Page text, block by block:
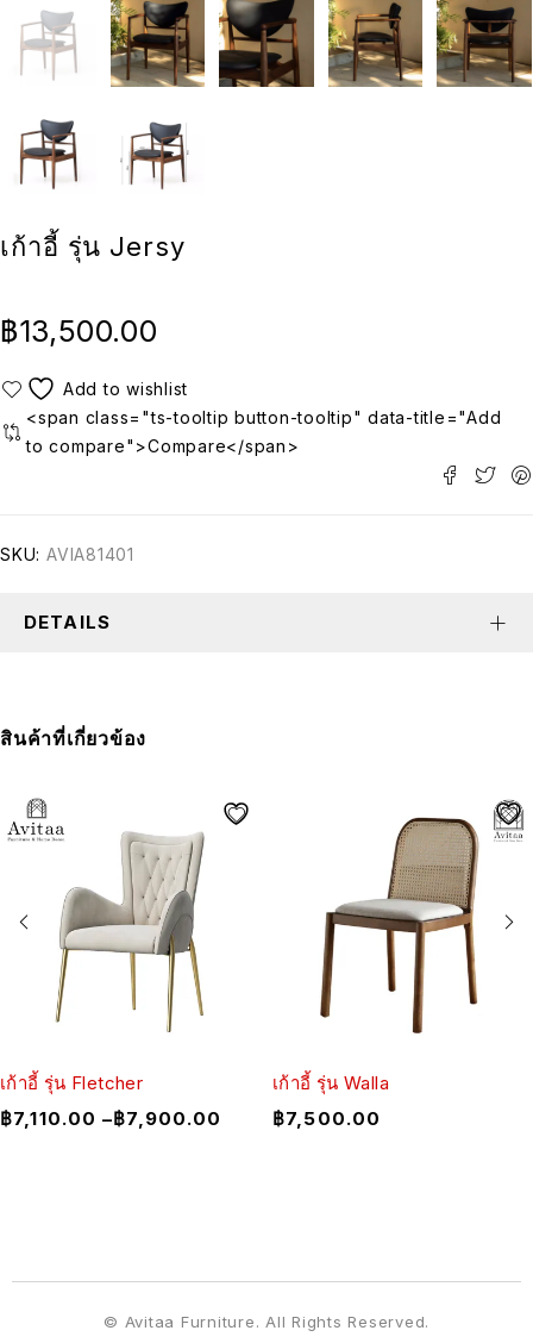
เก้าอี้ รุ่น Jersy
฿13,500.00
<span class="ts-tooltip button-tooltip" data-title="Add
to compare">Compare</span>
SKU: AVIA81401
DETAILS
สินค้าที่เกี่ยวข้อง
เก้าอี้ รุ่น Fletcher
฿7,110.00 –฿7,900.00
เก้าอี้ รุ่น Walla
฿7,500.00
© Avitaa Furniture. All Rights Reserved.